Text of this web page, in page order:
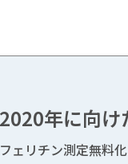
年に向
ェリチン測定無料